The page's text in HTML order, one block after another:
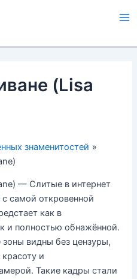
(Lisa
знаменитостей
— Слитые в интернет
самой откровенной
как в
и полностью обнажённой.
видны без цензуры,
и
Такие кадры стали